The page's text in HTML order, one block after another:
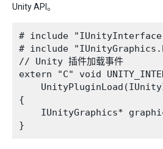
Unity API。
# include
# include
// Unity 插件加载事件
extern "C" void
{
IUnityGraphics*